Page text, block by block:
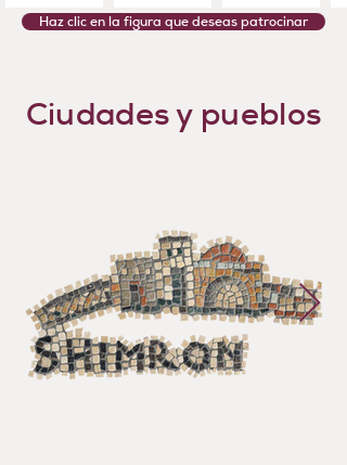
Haz clic en la figura que deseas patrocinar
Ciudades y pueblos